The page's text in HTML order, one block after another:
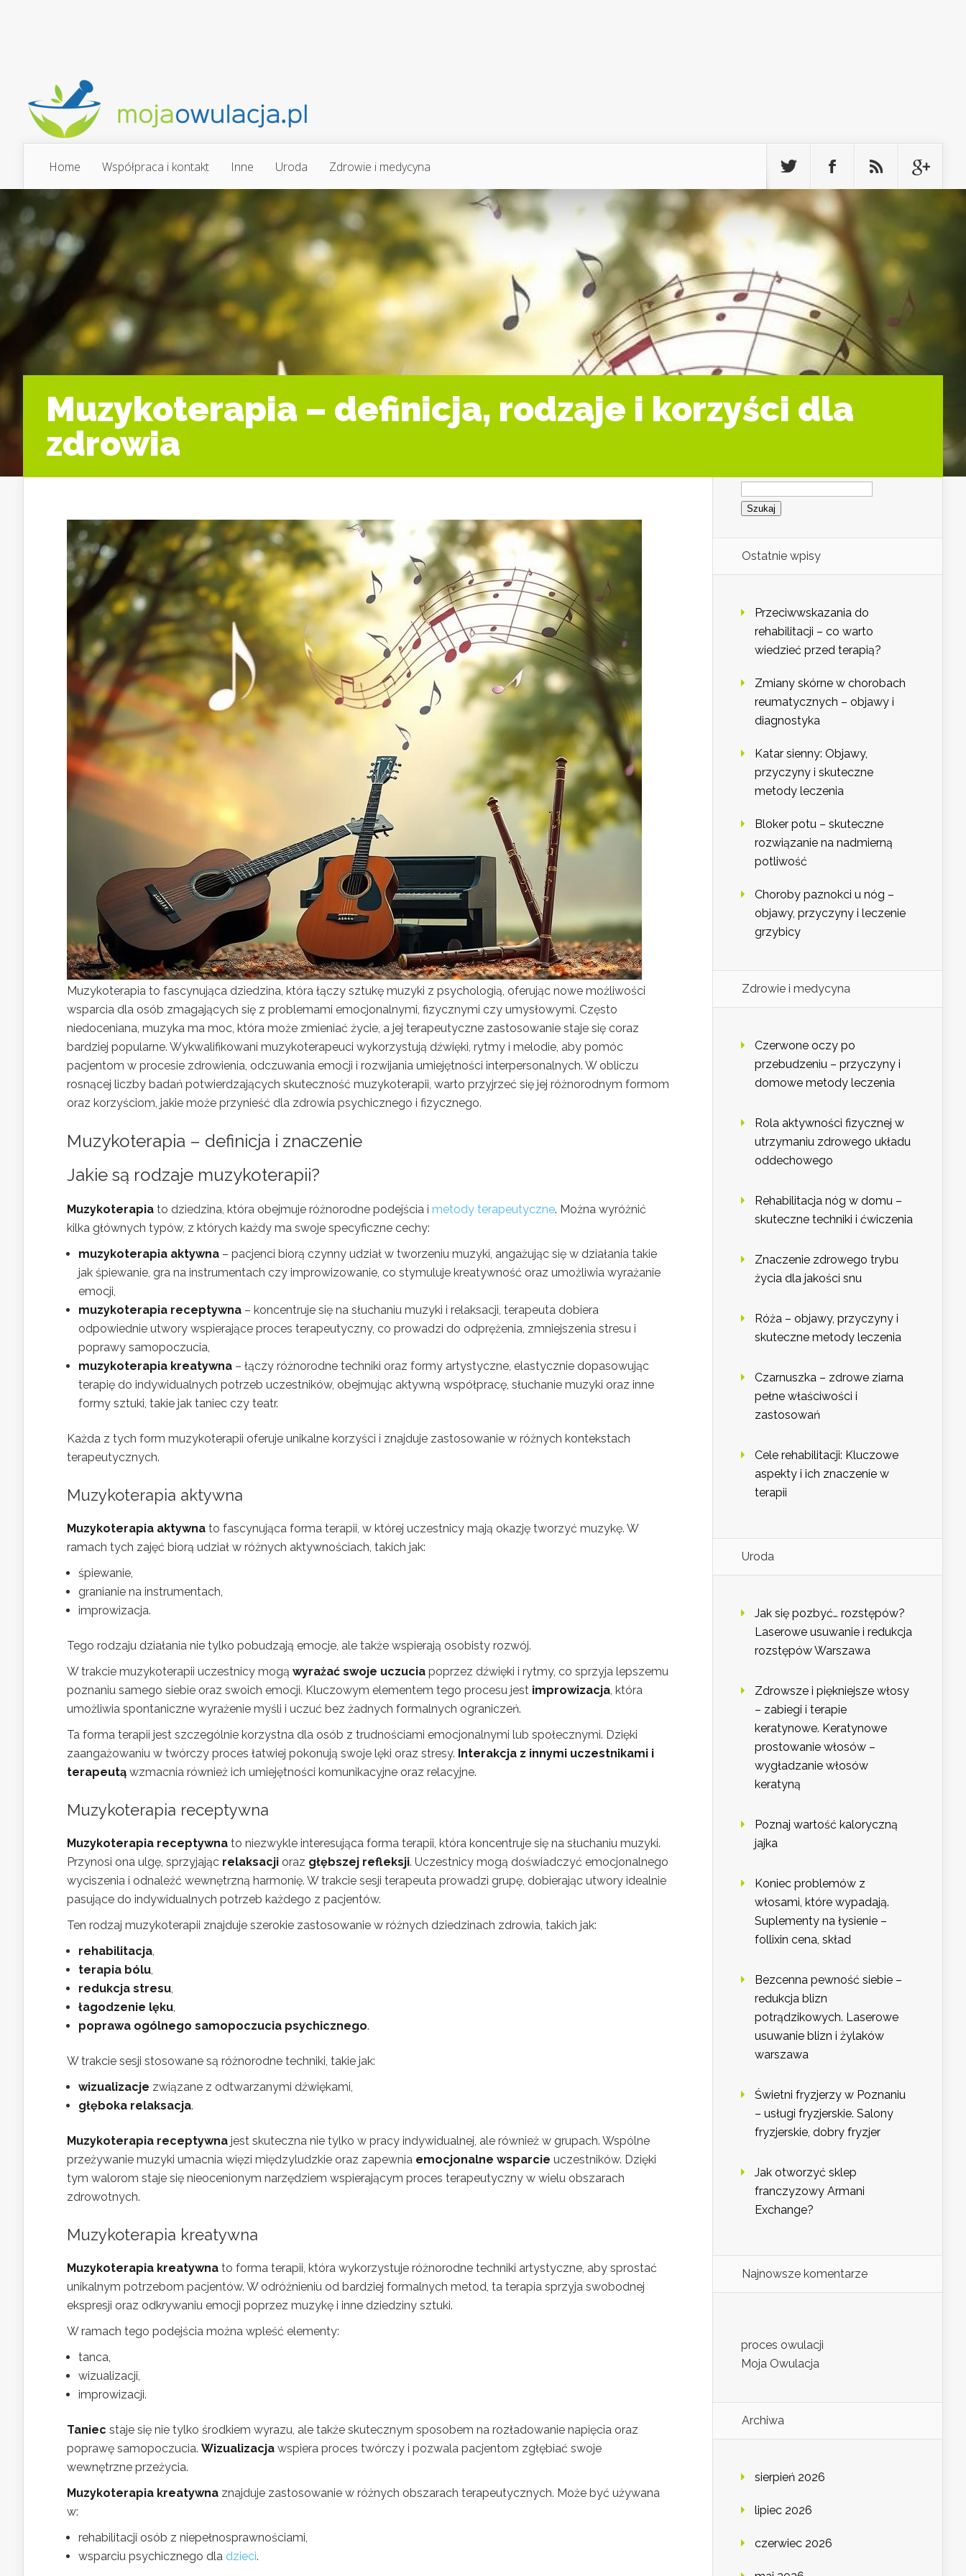
Home Współpraca i kontakt Inne Uroda Zdrowie i medycyna
Muzykoterapia – definicja, rodzaje i korzyści dla
zdrowia
Muzykoterapia to fascynująca dziedzina, która łączy sztukę muzyki z psychologią, oferując nowe możliwości
wsparcia dla osób zmagających się z problemami emocjonalnymi, fizycznymi czy umysłowymi. Często
niedoceniana, muzyka ma moc, która może zmieniać życie, a jej terapeutyczne zastosowanie staje się coraz
bardziej popularne. Wykwalifikowani muzykoterapeuci wykorzystują dźwięki, rytmy i melodie, aby pomóc
pacjentom w procesie zdrowienia, odczuwania emocji i rozwijania umiejętności interpersonalnych. W obliczu
rosnącej liczby badań potwierdzających skuteczność muzykoterapii, warto przyjrzeć się jej różnorodnym formom
oraz korzyściom, jakie może przynieść dla zdrowia psychicznego i fizycznego.
Muzykoterapia – definicja i znaczenie
Jakie są rodzaje muzykoterapii?
Muzykoterapia to dziedzina, która obejmuje różnorodne podejścia i metody terapeutyczne. Można wyróżnić
kilka głównych typów, z których każdy ma swoje specyficzne cechy:
muzykoterapia aktywna – pacjenci biorą czynny udział w tworzeniu muzyki, angażując się w działania takie
jak śpiewanie, gra na instrumentach czy improwizowanie, co stymuluje kreatywność oraz umożliwia wyrażanie
emocji,
muzykoterapia receptywna – koncentruje się na słuchaniu muzyki i relaksacji, terapeuta dobiera
odpowiednie utwory wspierające proces terapeutyczny, co prowadzi do odprężenia, zmniejszenia stresu i
poprawy samopoczucia,
muzykoterapia kreatywna – łączy różnorodne techniki oraz formy artystyczne, elastycznie dopasowując
terapię do indywidualnych potrzeb uczestników, obejmując aktywną współpracę, słuchanie muzyki oraz inne
formy sztuki, takie jak taniec czy teatr.
Każda z tych form muzykoterapii oferuje unikalne korzyści i znajduje zastosowanie w różnych kontekstach
terapeutycznych.
Muzykoterapia aktywna
Muzykoterapia aktywna to fascynująca forma terapii, w której uczestnicy mają okazję tworzyć muzykę. W
ramach tych zajęć biorą udział w różnych aktywnościach, takich jak:
śpiewanie,
granianie na instrumentach,
improwizacja.
Tego rodzaju działania nie tylko pobudzają emocje, ale także wspierają osobisty rozwój.
W trakcie muzykoterapii uczestnicy mogą wyrażać swoje uczucia poprzez dźwięki i rytmy, co sprzyja lepszemu
poznaniu samego siebie oraz swoich emocji. Kluczowym elementem tego procesu jest improwizacja, która
umożliwia spontaniczne wyrażenie myśli i uczuć bez żadnych formalnych ograniczeń.
Ta forma terapii jest szczególnie korzystna dla osób z trudnościami emocjonalnymi lub społecznymi. Dzięki
zaangażowaniu w twórczy proces łatwiej pokonują swoje lęki oraz stresy. Interakcja z innymi uczestnikami i
terapeutą wzmacnia również ich umiejętności komunikacyjne oraz relacyjne.
Muzykoterapia receptywna
Muzykoterapia receptywna to niezwykle interesująca forma terapii, która koncentruje się na słuchaniu muzyki.
Przynosi ona ulgę, sprzyjając relaksacji oraz głębszej refleksji. Uczestnicy mogą doświadczyć emocjonalnego
wyciszenia i odnaleźć wewnętrzną harmonię. W trakcie sesji terapeuta prowadzi grupę, dobierając utwory idealnie
pasujące do indywidualnych potrzeb każdego z pacjentów.
Ten rodzaj muzykoterapii znajduje szerokie zastosowanie w różnych dziedzinach zdrowia, takich jak:
rehabilitacja,
terapia bólu,
redukcja stresu,
łagodzenie lęku,
poprawa ogólnego samopoczucia psychicznego.
W trakcie sesji stosowane są różnorodne techniki, takie jak:
wizualizacje związane z odtwarzanymi dźwiękami,
głęboka relaksacja.
Muzykoterapia receptywna jest skuteczna nie tylko w pracy indywidualnej, ale również w grupach. Wspólne
przeżywanie muzyki umacnia więzi międzyludzkie oraz zapewnia emocjonalne wsparcie uczestników. Dzięki
tym walorom staje się nieocenionym narzędziem wspierającym proces terapeutyczny w wielu obszarach
zdrowotnych.
Muzykoterapia kreatywna
Muzykoterapia kreatywna to forma terapii, która wykorzystuje różnorodne techniki artystyczne, aby sprostać
unikalnym potrzebom pacjentów. W odróżnieniu od bardziej formalnych metod, ta terapia sprzyja swobodnej
ekspresji oraz odkrywaniu emocji poprzez muzykę i inne dziedziny sztuki.
W ramach tego podejścia można wpleść elementy:
tanca,
wizualizacji,
improwizacji.
Taniec staje się nie tylko środkiem wyrazu, ale także skutecznym sposobem na rozładowanie napięcia oraz
poprawę samopoczucia. Wizualizacja wspiera proces twórczy i pozwala pacjentom zgłębiać swoje
wewnętrzne przeżycia.
Muzykoterapia kreatywna znajduje zastosowanie w różnych obszarach terapeutycznych. Może być używana
w:
rehabilitacji osób z niepełnosprawnościami,
wsparciu psychicznego dla dzieci.
Szukaj:
Ostatnie wpisy
Przeciwwskazania do
rehabilitacji – co warto
wiedzieć przed terapią?
Zmiany skórne w chorobach
reumatycznych – objawy i
diagnostyka
Katar sienny: Objawy,
przyczyny i skuteczne
metody leczenia
Bloker potu – skuteczne
rozwiązanie na nadmierną
potliwość
Choroby paznokci u nóg –
objawy, przyczyny i leczenie
grzybicy
Zdrowie i medycyna
Czerwone oczy po
przebudzeniu – przyczyny i
domowe metody leczenia
Rola aktywności fizycznej w
utrzymaniu zdrowego układu
oddechowego
Rehabilitacja nóg w domu –
skuteczne techniki i ćwiczenia
Znaczenie zdrowego trybu
życia dla jakości snu
Róża – objawy, przyczyny i
skuteczne metody leczenia
Czarnuszka – zdrowe ziarna
pełne właściwości i
zastosowań
Cele rehabilitacji: Kluczowe
aspekty i ich znaczenie w
terapii
Uroda
Jak się pozbyć… rozstępów?
Laserowe usuwanie i redukcja
rozstępów Warszawa
Zdrowsze i piękniejsze włosy
– zabiegi i terapie
keratynowe. Keratynowe
prostowanie włosów –
wygładzanie włosów
keratyną
Poznaj wartość kaloryczną
jajka
Koniec problemów z
włosami, które wypadają.
Suplementy na łysienie –
follixin cena, skład
Bezcenna pewność siebie –
redukcja blizn
potrądzikowych. Laserowe
usuwanie blizn i żylaków
warszawa
Świetni fryzjerzy w Poznaniu
– usługi fryzjerskie. Salony
fryzjerskie, dobry fryzjer
Jak otworzyć sklep
franczyzowy Armani
Exchange?
Najnowsze komentarze
proces owulacji
Moja Owulacja
Archiwa
sierpień 2026
lipiec 2026
czerwiec 2026